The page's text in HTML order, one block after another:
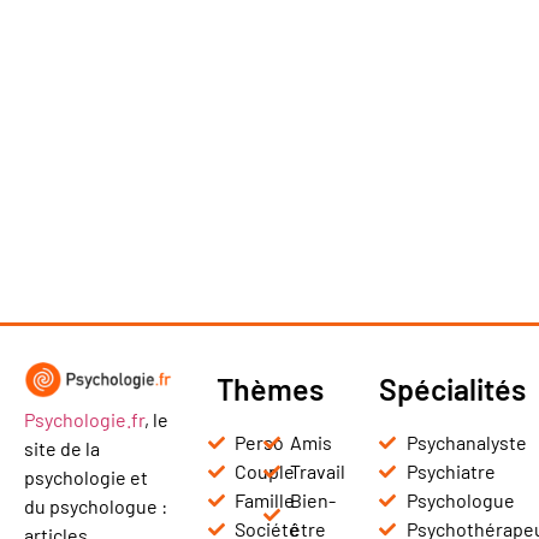
Psychologie.fr, le
site de la
psychologie et
du psychologue :
Thèmes
Perso
Couple
Famille
Société
Amis
Travail
Bien-
être
Spécialités
Psychanalyste
Psychiatre
Psychologue